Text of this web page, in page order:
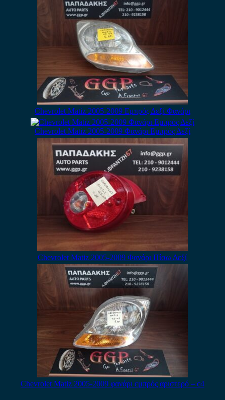
Chevrolet Matiz 2005-2009 Εμπρός Δεξί Φανάρι
Chevrolet Matiz 2005-2009 Φανάρι Εμπρός Δεξί
Chevrolet Matiz 2005-2009 Φανάρι Πίσω Δεξί
Chevrolet Matiz 2005-2009 φανάρι εμπρός αριστερό – c4